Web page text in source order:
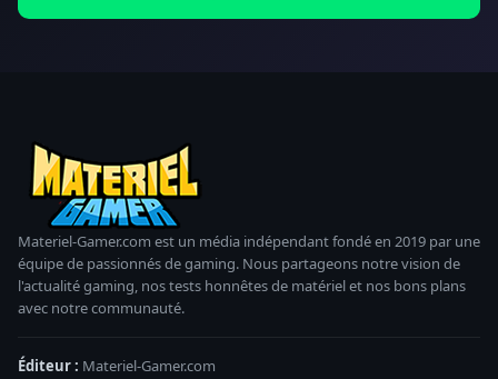
Materiel-Gamer.com est un média indépendant fondé en 2019 par une
équipe de passionnés de gaming. Nous partageons notre vision de
l'actualité gaming, nos tests honnêtes de matériel et nos bons plans
avec notre communauté.
Éditeur : Materiel-Gamer.com